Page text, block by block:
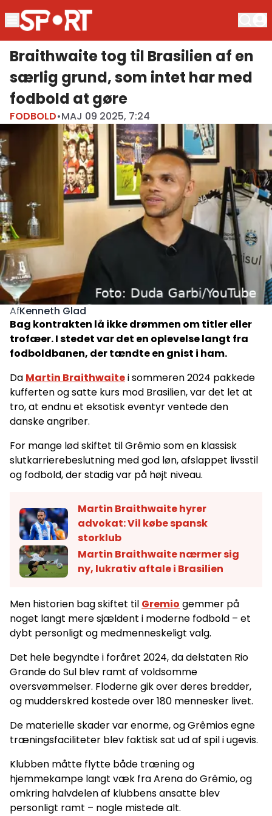
Braithwaite tog til Brasilien af en
særlig grund, som intet har med
fodbold at gøre
FODBOLD•MAJ 09 2025, 7:24
AfKenneth Glad
Bag kontrakten lå ikke drømmen om titler eller
trofæer. I stedet var det en oplevelse langt fra
fodboldbanen, der tændte en gnist i ham.
Da Martin Braithwaitei sommeren 2024 pakkede
kufferten og satte kurs mod Brasilien, var det let at
tro, at endnu et eksotisk eventyr ventede den
danske angriber.
For mange lød skiftet til Grêmio som en klassisk
slutkarrierebeslutning med god løn, afslappet livsstil
og fodbold, der stadig var på højt niveau.
Martin Braithwaite hyrer
advokat: Vil købe spansk
storklub
Martin Braithwaite nærmer sig
ny, lukrativ aftale i Brasilien
Men historien bag skiftet til Gremio gemmer på
noget langt mere sjældent i moderne fodbold – et
dybt personligt og medmenneskeligt valg.
Det hele begyndte i foråret 2024, da delstaten Rio
Grande do Sul blev ramt af voldsomme
oversvømmelser. Floderne gik over deres bredder,
og mudderskred kostede over 180 mennesker livet.
De materielle skader var enorme, og Grêmios egne
træningsfaciliteter blev faktisk sat ud af spil i ugevis.
Klubben måtte flytte både træning og
hjemmekampe langt væk fra Arena do Grêmio, og
omkring halvdelen af klubbens ansatte blev
personligt ramt – nogle mistede alt.